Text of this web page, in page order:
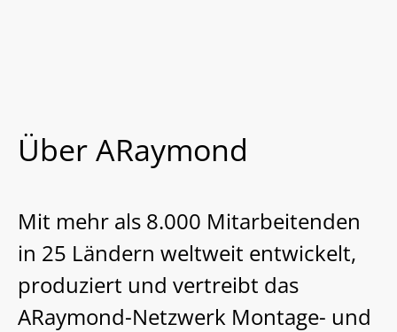
Über ARaymond
Mit mehr als 8.000 Mitarbeitenden
in 25 Ländern weltweit entwickelt,
produziert und vertreibt das
ARaymond-Netzwerk Montage- und